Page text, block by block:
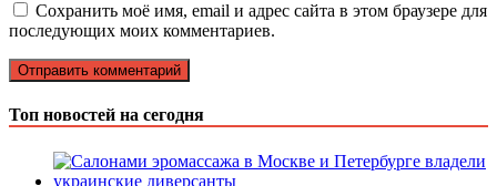
Сохранить моё имя, email и адрес сайта в этом браузере для
последующих моих комментариев.
Топ новостей на сегодня